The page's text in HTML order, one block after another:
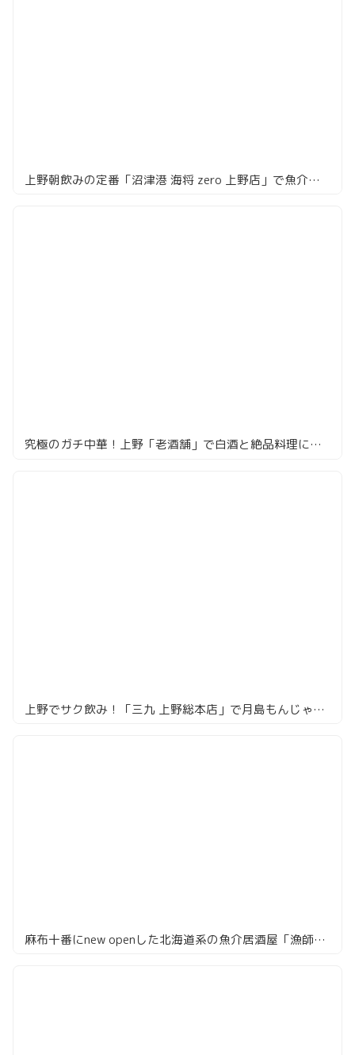
上野朝飲みの定番「沼津港 海将 zero 上野店」で魚介をつまみにハイボール
究極のガチ中華！上野「老酒舗」で白酒と絶品料理に酔う
上野でサク飲み！「三九 上野総本店」で月島もんじゃとハイボール
麻布十番にnew openした北海道系の魚介居酒屋「漁師の息子」